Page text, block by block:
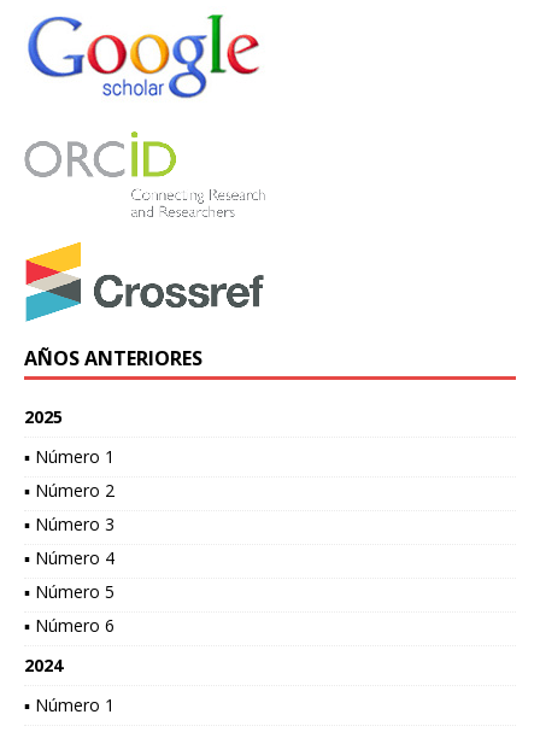
AÑOS ANTERIORES
2025
▪ Número 1
▪ Número 2
▪ Número 3
▪ Número 4
▪ Número 5
▪ Número 6
2024
▪ Número 1